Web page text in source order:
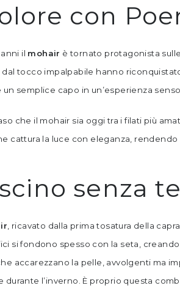
con
il mohair è tornato protagonista
tocco impalpabile hanno
un semplice capo in un’esperienza
che il mohair sia oggi tra i filati più
cattura la luce con eleganza,
senza
, ricavato dalla prima tosatura della
si fondono spesso con la seta,
accarezzano la pelle, avvolgenti ma
durante l’inverno. È proprio questa